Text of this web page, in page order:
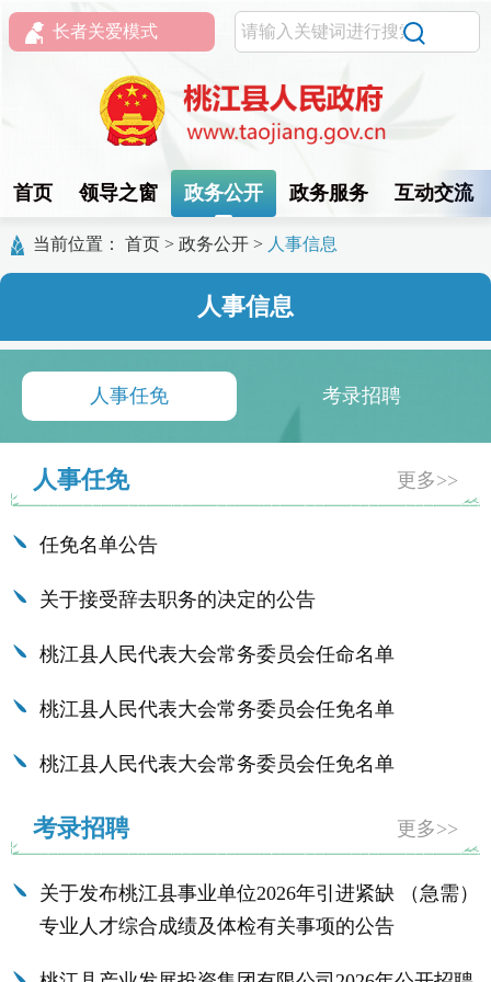
长者关爱模式
首页 领导之窗 政务公开 政务服务 互动交流
当前位置： 首页 > 政务公开 > 人事信息
人事信息
人事任免 考录招聘
人事任免 更多>>
任免名单公告
关于接受辞去职务的决定的公告
桃江县人民代表大会常务委员会任命名单
桃江县人民代表大会常务委员会任免名单
桃江县人民代表大会常务委员会任免名单
考录招聘 更多>>
关于发布桃江县事业单位2026年引进紧缺 （急需）
专业人才综合成绩及体检有关事项的公告